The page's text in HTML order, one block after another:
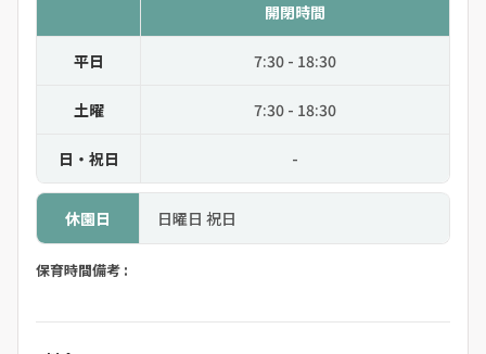
開閉時間
平日 7:30 - 18:30
土曜 7:30 - 18:30
日・祝日 -
休園日 日曜日 祝日
保育時間備考 :